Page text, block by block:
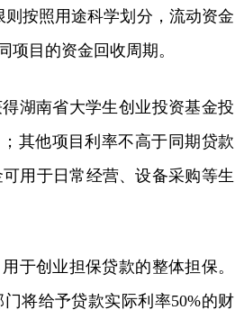
按照用途科学划分，流动资金
项目的资金回收周期。
湖南省大学生创业投资基金投
其他项目利率不高于同期贷款
用于日常经营、设备采购等生
于创业担保贷款的整体担保。
将给予贷款实际利率50%的财